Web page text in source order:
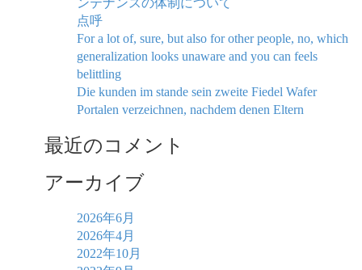
点呼
For a lot of, sure, but also for other people, no, which
generalization looks unaware and you can feels
belittling
Die kunden im stande sein zweite Fiedel Wafer
Portalen verzeichnen, nachdem denen Eltern
最近のコメント
アーカイブ
2026年6月
2026年4月
2022年10月